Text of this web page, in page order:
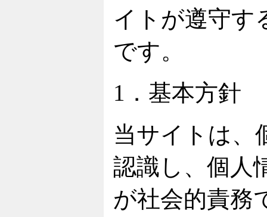
イトが遵守す
です。
1．基本方針
当サイトは、
認識し、個人
が社会的責務